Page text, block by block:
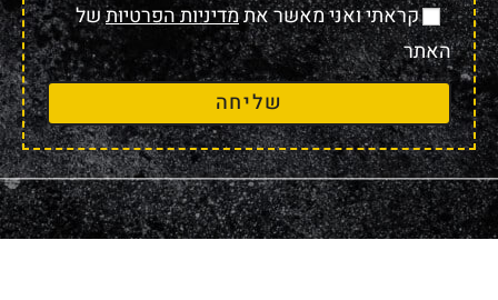
קראתי ואני מאשר אתמדיניות הפרטיותשל
האתר
שליחה